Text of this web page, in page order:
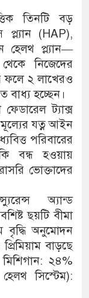
তিনটি বড়
প্ল্যান (HAP),
হেলথ প্ল্যান—
নিজেদের
ফলে ২ লাখেরও
বাধ্য হচ্ছেন।
ট্যাক্স
মূল্যের যত্ন আইন
পরিবারের
বন্ধ হওয়ায়
ভোক্তাদের
অ্যান্ড
ছয়টি বীমা
বৃদ্ধি অনুমোদন
বাড়ছে
২৪%
সিস্টেম):